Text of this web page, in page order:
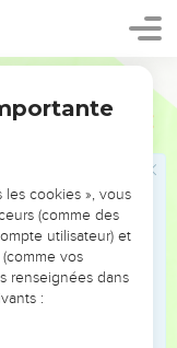
qui va de Beth-
;
en Galaad
soit de 60 grandes
bronze ;
la fille de
;
cookies », vous
(comme des
utilisateur) et
vos
renseignées dans
: